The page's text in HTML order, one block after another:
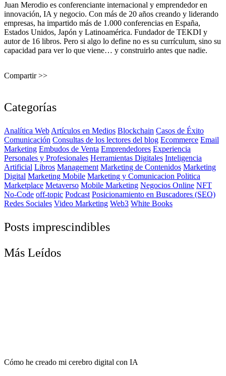
Juan Merodio es conferenciante internacional y emprendedor en
innovación, IA y negocio. Con más de 20 años creando y liderando
empresas, ha impartido más de 1.000 conferencias en España,
Estados Unidos, Japón y Latinoamérica. Fundador de TEKDI y
autor de 16 libros. Pero si algo lo define no es su currículum, sino su
capacidad para ver lo que viene… y construirlo antes que nadie.
Compartir >>
Categorías
Analítica Web Artículos en Medios Blockchain Casos de Éxito
Comunicación Consultas de los lectores del blog Ecommerce Email
Marketing Embudos de Venta Emprendedores Experiencia
Personales y Profesionales Herramientas Digitales Inteligencia
Artificial Libros Management Marketing de Contenidos Marketing
Digital Marketing Mobile Marketing y Comunicacion Politica
Marketplace Metaverso Mobile Marketing Negocios Online NFT
No-Code off-topic Podcast Posicionamiento en Buscadores (SEO)
Redes Sociales Video Marketing Web3 White Books
Posts imprescindibles
Más Leídos
Cómo he creado mi cerebro digital con IA